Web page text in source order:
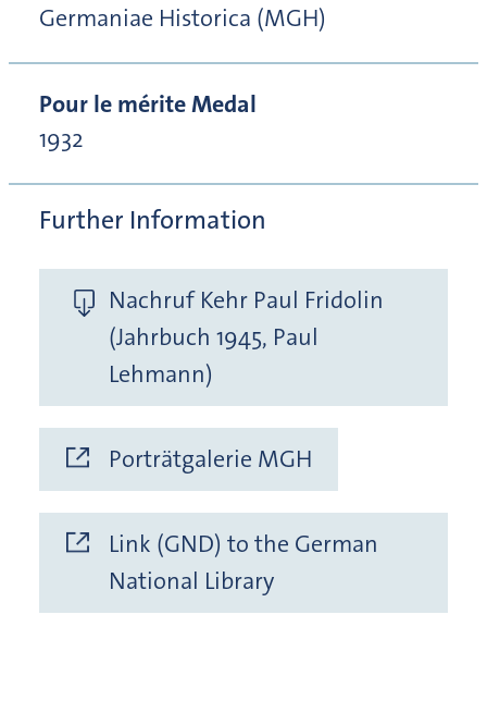
Germaniae Historica (MGH)
Pour le mérite Medal
1932
Further Information
Nachruf Kehr Paul Fridolin
(Jahrbuch 1945, Paul
Lehmann)
Porträtgalerie MGH
Link (GND) to the German
National Library